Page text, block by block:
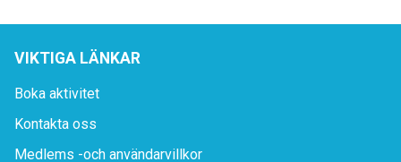
VIKTIGA LÄNKAR
Boka aktivitet
Kontakta oss
Medlems -och användarvillkor